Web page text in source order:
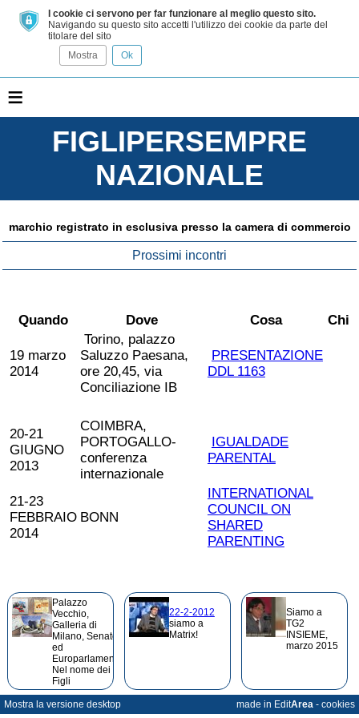
I cookie ci servono per far funzionare al meglio questo sito.
Navigando su questo sito accetti l'utilizzo dei cookie da parte del
titolare del sito
Mostra
Ok
≡
FIGLIPERSEMPRE
NAZIONALE
marchio registrato in esclusiva presso la camera di commercio
Prossimi incontri
Quando Dove Cosa Chi
19 marzo
2014
Torino, palazzo
Saluzzo Paesana,
ore 20,45, via
Conciliazione IB
PRESENTAZIONE
DDL 1163
20-21
GIUGNO
2013
COIMBRA,
PORTOGALLO-
conferenza
internazionale
IGUALDADE
PARENTAL
21-23
FEBBRAIO
2014
BONN
INTERNATIONAL
COUNCIL ON
SHARED
PARENTING
Palazzo
Vecchio,
Galleria di
Milano, Senato
ed
Europarlamento
Nel nome dei
Figli
22-2-2012
siamo a
Matrix!
Siamo a
TG2
INSIEME,
marzo 2015
Mostra la versione desktop made in EditArea - cookies